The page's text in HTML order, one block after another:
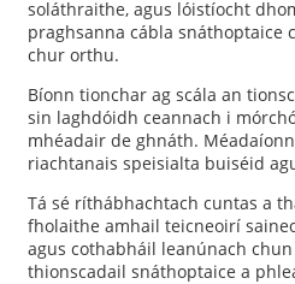
soláthraithe, agus lóistíocht
praghsanna cábla snáthoptaice
chur orthu.
Bíonn tionchar ag scála an
sin laghdóidh ceannach i
mhéadair de ghnáth.
riachtanais speisialta buiséid
Tá sé ríthábhachtach cuntas a
fholaithe amhail teicneoirí
agus cothabháil leanúnach
thionscadail snáthoptaice a